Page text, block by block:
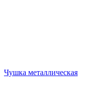
Чушка металлическая